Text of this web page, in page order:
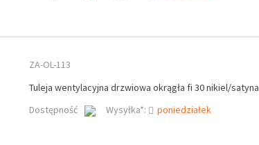
ZA-OL-113
Tuleja wentylacyjna drzwiowa okrągła fi 30 nikiel/satyna
Dostępność
Wysyłka*: poniedziałek